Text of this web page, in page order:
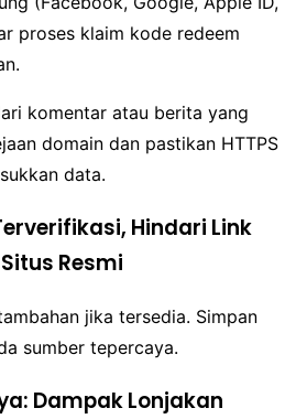
proses klaim kode redeem
komentar atau berita yang
domain dan pastikan HTTPS
data.
Hindari Link
Resmi
jika tersedia. Simpan
sumber tepercaya.
Dampak Lonjakan